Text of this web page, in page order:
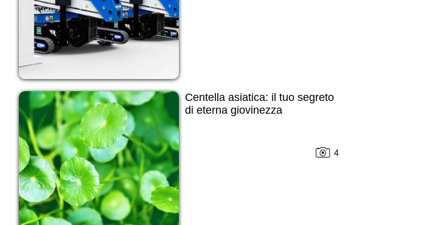
Centella asiatica: il tuo segreto
di eterna giovinezza
4